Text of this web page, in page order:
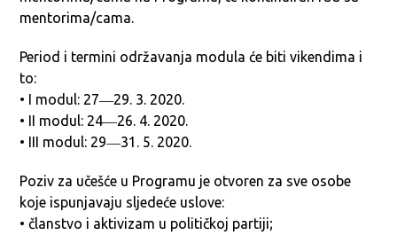
mentorima/cama.
Period i termini održavanja modula će biti vikendima i
to:
• I modul: 27―29. 3. 2020.
• II modul: 24―26. 4. 2020.
• III modul: 29―31. 5. 2020.
Poziv za učešće u Programu je otvoren za sve osobe
koje ispunjavaju sljedeće uslove:
• članstvo i aktivizam u političkoj partiji;